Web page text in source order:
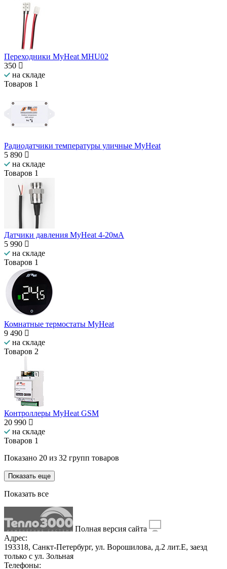
Переходники MyHeat MHU02
350
на складе
Товаров 1
Радиодатчики температуры уличные MyHeat
5 890
на складе
Товаров 1
Датчики давления MyHeat 4-20мА
5 990
на складе
Товаров 1
Комнатные термостаты MyHeat
9 490
на складе
Товаров 2
Контроллеры MyHeat GSM
20 990
на складе
Товаров 1
Показано 20 из 32 групп товаров
Показать еще
Показать все
Полная версия сайта
Адрес:
193318, Санкт-Петербург, ул. Ворошилова, д.2 лит.Е, заезд
только с ул. Зольная
Телефоны: